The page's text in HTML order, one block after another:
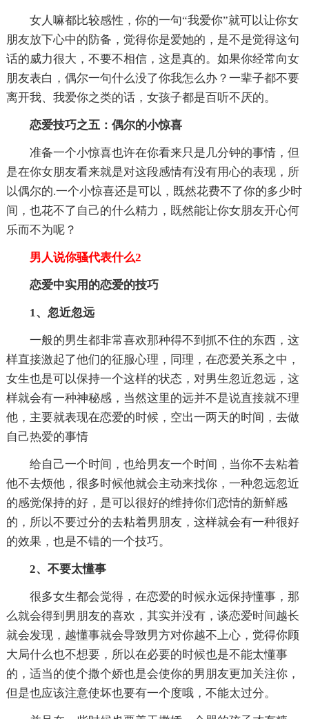
女人嘛都比较感性，你的一句“我爱你”就可以让你女
朋友放下心中的防备，觉得你是爱她的，是不是觉得这句
话的威力很大，不要不相信，这是真的。如果你经常向女
朋友表白，偶尔一句什么没了你我怎么办？一辈子都不要
离开我、我爱你之类的话，女孩子都是百听不厌的。
恋爱技巧之五：偶尔的小惊喜
准备一个小惊喜也许在你看来只是几分钟的事情，但
是在你女朋友看来就是对这段感情有没有用心的表现，所
以偶尔的.一个小惊喜还是可以，既然花费不了你的多少时
间，也花不了自己的什么精力，既然能让你女朋友开心何
乐而不为呢？
男人说你骚代表什么2
恋爱中实用的恋爱的技巧
1、忽近忽远
一般的男生都非常喜欢那种得不到抓不住的东西，这
样直接激起了他们的征服心理，同理，在恋爱关系之中，
女生也是可以保持一个这样的状态，对男生忽近忽远，这
样就会有一种神秘感，当然这里的远并不是说直接就不理
他，主要就表现在恋爱的时候，空出一两天的时间，去做
自己热爱的事情
给自己一个时间，也给男友一个时间，当你不去粘着
他不去烦他，很多时候他就会主动来找你，一种忽远忽近
的感觉保持的好，是可以很好的维持你们恋情的新鲜感
的，所以不要过分的去粘着男朋友，这样就会有一种很好
的效果，也是不错的一个技巧。
2、不要太懂事
很多女生都会觉得，在恋爱的时候永远保持懂事，那
么就会得到男朋友的喜欢，其实并没有，谈恋爱时间越长
就会发现，越懂事就会导致男方对你越不上心，觉得你顾
大局什么也不想要，所以在必要的时候也是不能太懂事
的，适当的使个撒个娇也是会使你的男朋友更加关注你，
但是也应该注意使坏也要有一个度哦，不能太过分。